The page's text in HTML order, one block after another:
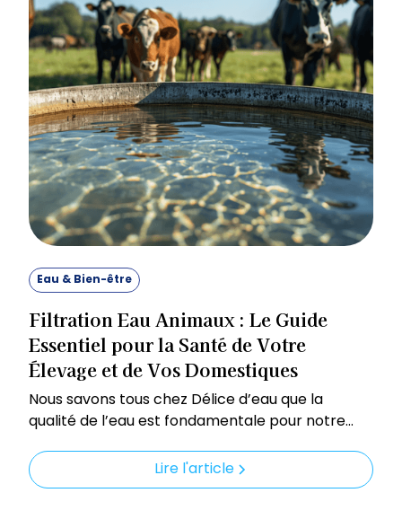
Eau & Bien-être
Filtration Eau Animaux : Le Guide
Essentiel pour la Santé de Votre
Élevage et de Vos Domestiques
Nous savons tous chez Délice d’eau que la
qualité de l’eau est fondamentale pour notre
compagnons à quatre pattes, de nos animaux
d’élevage ou des exploitations agricoles ? Eux
Lire l'article